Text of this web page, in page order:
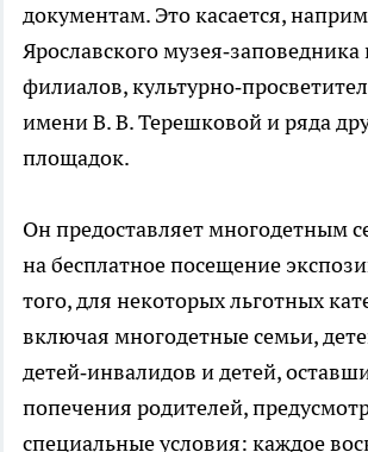
документам. Это касается,
Ярославского музея‑заповедника
филиалов,
имени В. В. Терешковой и ряда
площадок.
Он предоставляет многодетным
на бесплатное посещение
того, для некоторых льготных
включая многодетные семьи,
детей‑инвалидов и детей,
попечения родителей,
специальные условия: каждое